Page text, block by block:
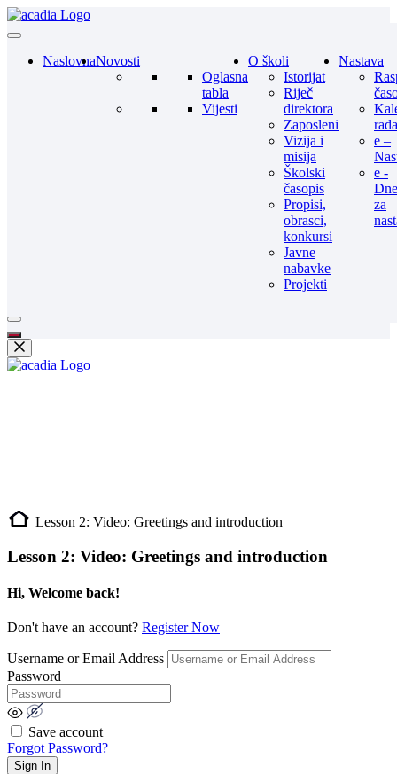
NaslovnaNovosti
Oglasna
tabla
Vijesti
O školi
Istorijat
Riječ
direktora
Zaposleni
Vizija i
misija
Školski
časopis
Propisi,
obrasci,
konkursi
Javne
nabavke
Projekti
Nastava
rada
e –
e -
za
Lesson 2: Video: Greetings and introduction
Lesson 2: Video: Greetings and introduction
Hi, Welcome back!
Don't have an account? Register Now
Username or Email Address
Password
Save account
Forgot Password?
Sign In